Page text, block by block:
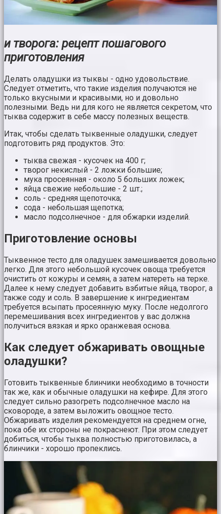
и творога: рецепт пошагового
приготовления
Делать оладушки из тыквы - одно удовольствие.
Следует отметить, что такие изделия получаются не
только вкусными и красивыми, но и довольно
полезными. Ведь ни для кого не является секретом, что
тыква содержит в себе массу полезных веществ.
Итак, чтобы сделать тыквенные оладушки, следует
подготовить ряд продуктов. Это:
тыква свежая - кусочек на 400 г;
творог некислый - 2 ложки большие;
мука просеянная - около 5 больших ложек;
яйца свежие небольшие - 2 шт.;
соль - средняя щепоточка;
сода - небольшая щепотка;
масло подсолнечное - для обжарки изделий.
Приготовление основы
Тыквенное тесто для оладушек замешивается довольно
легко. Для этого небольшой кусочек овоща требуется
очистить от кожуры и семян, а затем натереть на терке.
Далее к нему следует добавить взбитые яйца, творог, а
также соду и соль. В завершение к ингредиентам
требуется всыпать просеянную муку. После недолгого
перемешивания всех ингредиентов у вас должна
получиться вязкая и ярко оранжевая основа.
Как следует обжаривать овощные
оладушки?
Готовить тыквенные блинчики необходимо в точности
так же, как и обычные оладушки на кефире. Для этого
следует сильно разогреть подсолнечное масло на
сковороде, а затем выложить овощное тесто.
Обжаривать изделия рекомендуется на среднем огне,
пока обе их стороны не покраснеют. При этом следует
добиться, чтобы тыква полностью приготовилась, а
блинчики - хорошо пропеклись.